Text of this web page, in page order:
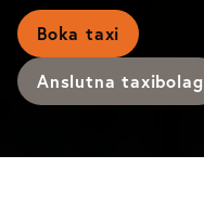
Boka taxi
Anslutna taxibolag